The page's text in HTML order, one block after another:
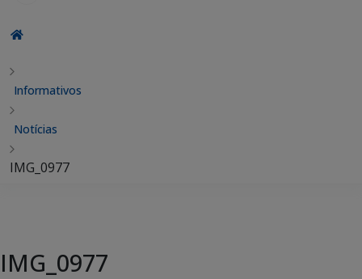
Informativos
Notícias
IMG_0977
IMG_0977